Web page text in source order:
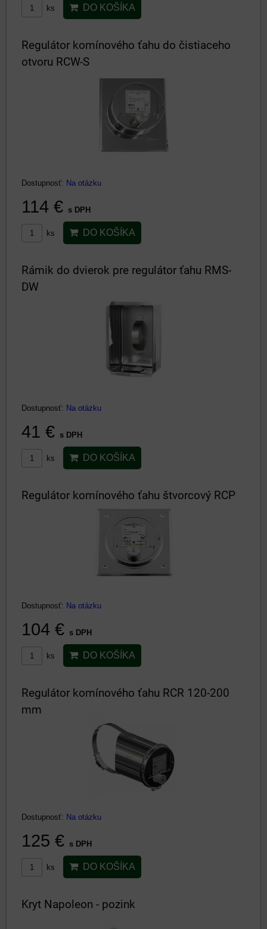
ks DO KOŠÍKA
Regulátor komínového ťahu do čistiaceho
otvoru RCW-S
Dostupnosť: Na otázku
114 € s DPH
ks DO KOŠÍKA
Rámik do dvierok pre regulátor ťahu RMS-
DW
Dostupnosť: Na otázku
41 € s DPH
ks DO KOŠÍKA
Regulátor komínového ťahu štvorcový RCP
Dostupnosť: Na otázku
104 € s DPH
ks DO KOŠÍKA
Regulátor komínového ťahu RCR 120-200
mm
Dostupnosť: Na otázku
125 € s DPH
ks DO KOŠÍKA
Kryt Napoleon - pozink